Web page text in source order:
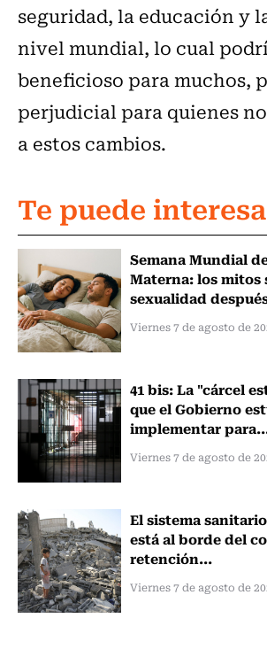
seguridad, la educación y
nivel mundial, lo cual
beneficioso para muchos,
perjudicial para quienes
a estos cambios.
Te puede
Semana Mundial
Materna: los mitos
sexualidad
Viernes 7 de agosto de
41 bis: La "cárcel
que el Gobierno
implementar
Viernes 7 de agosto de
El sistema
está al borde del
retención...
Viernes 7 de agosto de